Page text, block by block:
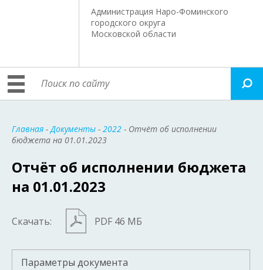
Администрация Наро-Фоминского
городского округа
Московской области
Главная -Документы - 2022 - Отчёт об исполнении
бюджета на 01.01.2023
Отчёт об исполнении бюджета
на 01.01.2023
Скачать: PDF 46 МБ
Параметры документа